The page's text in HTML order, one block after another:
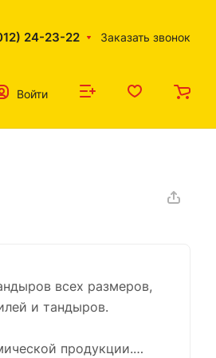
24-23-22 Заказать звонок
Войти
всех размеров,
и тандыров.
продукции.